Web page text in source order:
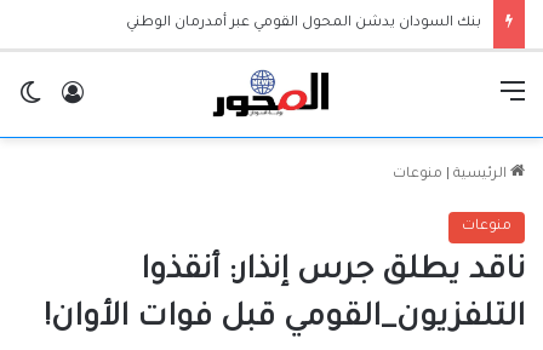
بنك السودان يدشن المحول القومي عبر أمدرمان الوطني
الرئيسية منوعات
منوعات
ناقد يطلق جرس إنذار: أنقذوا
التلفزيون_القومي قبل فوات الأوان!